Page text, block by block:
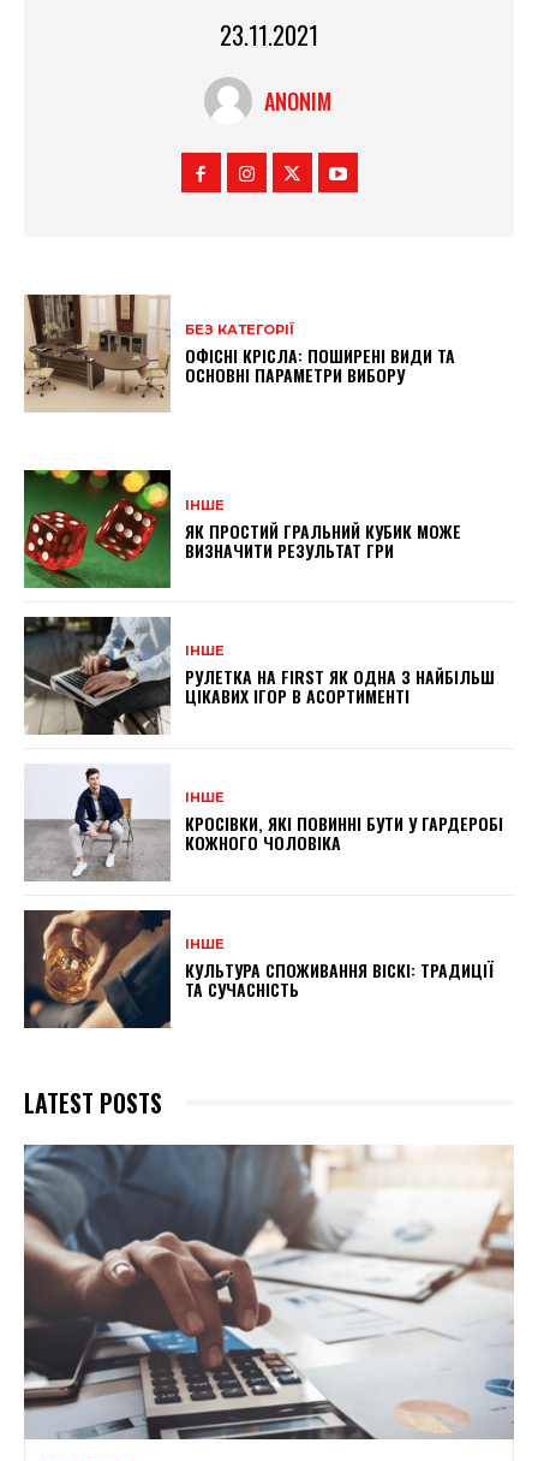
23.11.2021
ANONIM
БЕЗ КАТЕГОРІЇ
ОФІСНІ КРІСЛА: ПОШИРЕНІ ВИДИ ТА
ОСНОВНІ ПАРАМЕТРИ ВИБОРУ
ІНШЕ
ЯК ПРОСТИЙ ГРАЛЬНИЙ КУБИК МОЖЕ
ВИЗНАЧИТИ РЕЗУЛЬТАТ ГРИ
ІНШЕ
РУЛЕТКА НА FIRST ЯК ОДНА З НАЙБІЛЬШ
ЦІКАВИХ ІГОР В АСОРТИМЕНТІ
ІНШЕ
КРОСІВКИ, ЯКІ ПОВИННІ БУТИ У ГАРДЕРОБІ
КОЖНОГО ЧОЛОВІКА
ІНШЕ
КУЛЬТУРА СПОЖИВАННЯ ВІСКІ: ТРАДИЦІЇ
ТА СУЧАСНІСТЬ
LATEST POSTS